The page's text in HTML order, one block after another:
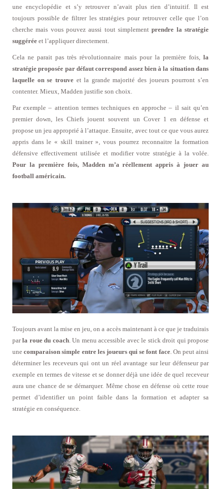
une encyclopédie et s’y retrouver n’avait plus rien d’intuitif. Il est
toujours possible de filtrer les stratégies pour retrouver celle que l’on
cherche mais vous pouvez aussi tout simplementprendre la stratégie
suggérée et l’appliquer directement.
Cela ne parait pas très révolutionnaire mais pour la première fois,la
stratégie proposée par défaut correspond assez bien à la situation dans
laquelle on se trouveet la grande majorité des joueurs pourront s’en
contenter. Mieux, Madden justifie son choix.
Par exemple – attention termes techniques en approche – il sait qu’en
premier down, les Chiefs jouent souvent un Cover 1 en défense et
propose un jeu approprié à l’attaque. Ensuite, avec tout ce que vous aurez
appris dans le « skill trainer », vous pourrez reconnaitre la formation
défensive effectivement utilisée et modifier votre stratégie à la volée.
Pour la première fois, Madden m’a réellement appris à jouer au
football américain.
Toujours avant la mise en jeu, on a accès maintenant à ce que je traduirais
parla roue du coach. Un menu accessible avec le stick droit qui propose
unecomparaison simple entre les joueurs qui se font face. On peut ainsi
déterminer les receveurs qui ont un réel avantage sur leur défenseur par
exemple en termes de vitesse et se donner déjà une idée de quel receveur
aura une chance de se démarquer. Même chose en défense où cette roue
permet d’identifier un point faible dans la formation et adapter sa
stratégie en conséquence.